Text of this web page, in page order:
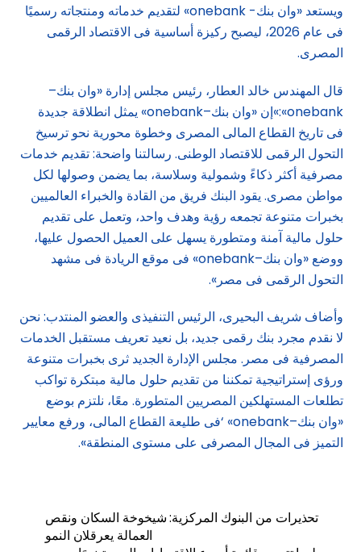
ويستعد «وان بنك- onebank» لتقديم خدماته ومنتجاته رسميًا
فى عام 2026، ليصبح ركيزة أساسية فى الاقتصاد الرقمى
المصرى.
قال المهندس خالد العطار، رئيس مجلس إدارة «وان بنك–
onebank»:»إن «وان بنك–onebank» يمثل انطلاقة جديدة
فى تاريخ القطاع المالى المصرى وخطوة محورية نحو ترسيخ
التحول الرقمى للاقتصاد الوطنى. رسالتنا واضحة: تقديم خدمات
مصرفية أكثر ذكاءً وشمولية وسلاسة، بما يضمن وصولها لكل
مواطن مصرى. يقود البنك فريق من القادة والخبراء العالميين
بخبرات متنوعة تجمعه رؤية وهدف واحد، وتعمل على تقديم
حلول مالية آمنة ومتطورة يسهل على العميل الحصول عليها،
ووضع «وان بنك–onebank» فى موقع الريادة فى مشهد
التحول الرقمى فى مصر».
وأضاف شريف البحيرى، الرئيس التنفيذى والعضو المنتدب: نحن
لا نقدم مجرد بنك رقمى جديد، بل نعيد تعريف مستقبل الخدمات
المصرفية فى مصر. مجلس الإدارة الجديد ثرى بخبرات متنوعة
ورؤى إستراتيجية تمكننا من تقديم حلول مالية مبتكرة تواكب
تطلعات المستهلكين المصريين المتطورة. معًا، نلتزم بوضع
«وان بنك–onebank» ‘فى طليعة القطاع المالى، ورفع معايير
التميز فى المجال المصرفى على مستوى المنطقة».
تحذيرات من البنوك المركزية: شيخوخة السكان ونقص
العمالة يعرقلان النمو